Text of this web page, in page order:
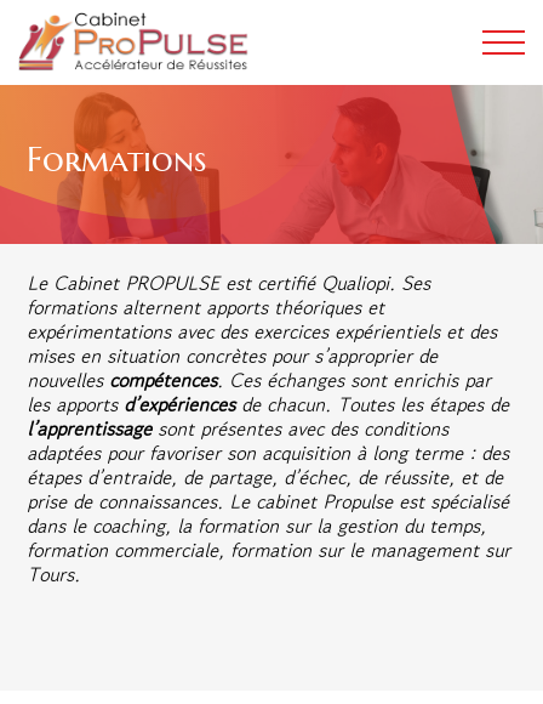
Formations
Le Cabinet PROPULSE est certifié Qualiopi. Ses
formations alternent apports théoriques et
expérimentations avec des exercices expérientiels et des
mises en situation concrètes pour s’approprier de
nouvelles compétences. Ces échanges sont enrichis par
les apports d’expériencesde chacun. Toutes les étapes de
l’apprentissagesont présentes avec des conditions
adaptées pour favoriser son acquisition à long terme : des
étapes d’entraide, de partage, d’échec, de réussite, et de
prise de connaissances. Le cabinet Propulse est spécialisé
dans le coaching, la formation sur la gestion du temps,
formation commerciale, formation sur le management sur
Tours.